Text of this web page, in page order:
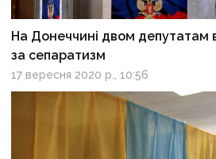
На Донеччині двом депутатам
за сепаратизм
17 вересня 2020 р., 10:56